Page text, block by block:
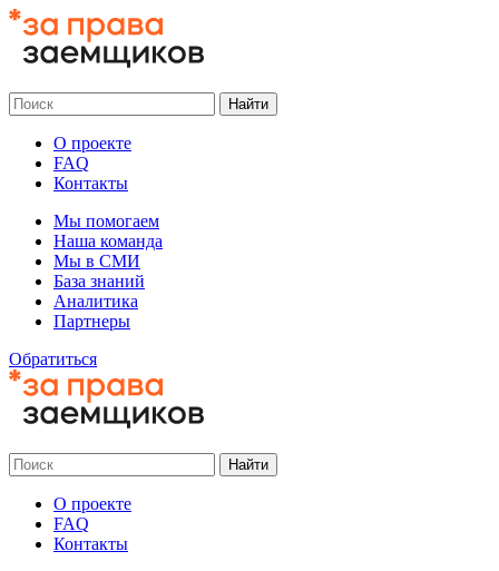
О проекте
FAQ
Контакты
Мы помогаем
Наша команда
Мы в СМИ
База знаний
Аналитика
Партнеры
Обратиться
О проекте
FAQ
Контакты